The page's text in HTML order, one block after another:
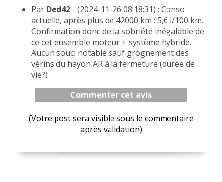
Par Ded42 - (2024-11-26 08:18:31) : Conso
actuelle, après plus de 42000 km : 5,6 l/100 km.
Confirmation donc de la sobriété inégalable de
ce cet ensemble moteur + système hybride.
Aucun souci notable sauf grognement des
vérins du hayon AR à la fermeture (durée de
vie?)
Commenter cet avis
(Votre post sera visible sous le commentaire
après validation)